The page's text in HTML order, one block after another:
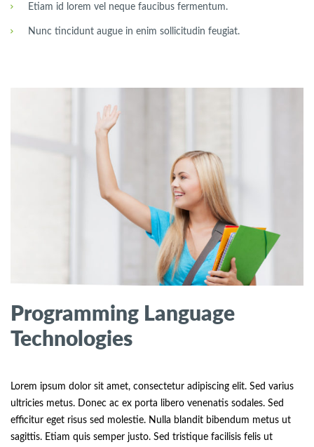
Etiam id lorem vel neque faucibus fermentum.
Nunc tincidunt augue in enim sollicitudin feugiat.
Programming Language
Technologies
Lorem ipsum dolor sit amet, consectetur adipiscing elit. Sed varius
ultricies metus. Donec ac ex porta libero venenatis sodales. Sed
efficitur eget risus sed molestie. Nulla blandit bibendum metus ut
sagittis. Etiam quis semper justo. Sed tristique facilisis felis ut